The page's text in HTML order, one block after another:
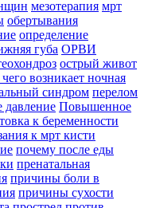
мезотерапия мрт
обертывания
определение
губа ОРВИ
острый живот
чего возникает ночная
синдром перелом
Повышенное
к беременности
к мрт кисти
почему после еды
пренатальная
причины боли в
причины сухости